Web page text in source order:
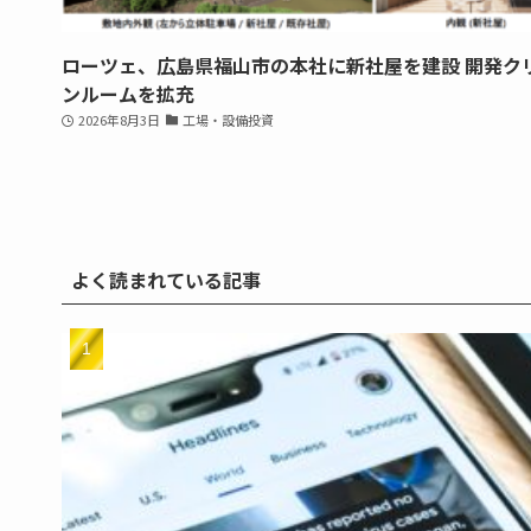
ローツェ、広島県福山市の本社に新社屋を建設 開発ク
ンルームを拡充
2026年8月3日 工場・設備投資
よく読まれている記事